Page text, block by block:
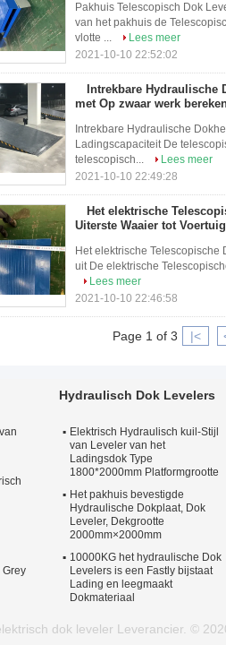
Pakhuis Telescopisch Dok
van het pakhuis de
vlotte ...
Lees meer
2021-10-10 22:52:02
Intrekbare
met Op zwaar werk
Intrekbare Hydraulische
Ladingscapaciteit De
telescopisch...
Lees meer
2021-10-10 22:49:28
Het elektrische
Uiterste Waaier tot
Het elektrische Telescopische
uit De elektrische
Lees meer
2021-10-10 22:46:58
Page 1 of 3 |<
Grey
Hydraulisch Dok Levelers
Elektrisch Hydraulisch kuil-Stijl
van Leveler van het
Ladingsdok Type
1800*2000mm Platformgrootte
Het pakhuis bevestigde
Hydraulische Dokplaat, Dok
Leveler, Dekgrootte
2000mm×2000mm
10000KG het hydraulische Dok
Levelers is een Fastly bijstaat
Lading en leegmaakt
Dokmateriaal
dok leveler Leverancier. ©